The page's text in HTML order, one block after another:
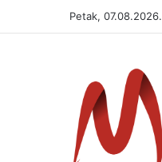
Petak, 07.08.2026.